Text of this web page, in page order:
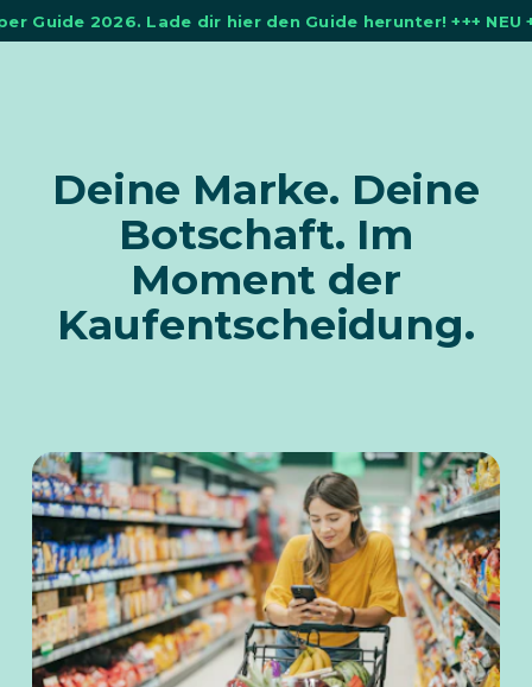
Zur
Zur
Zum
Zum
Guide 2026. Lade dir hier den Guide herunter! +++ NEU +++
Deine Marke. Deine
Botschaft. Im
Moment der
Kaufentscheidung.